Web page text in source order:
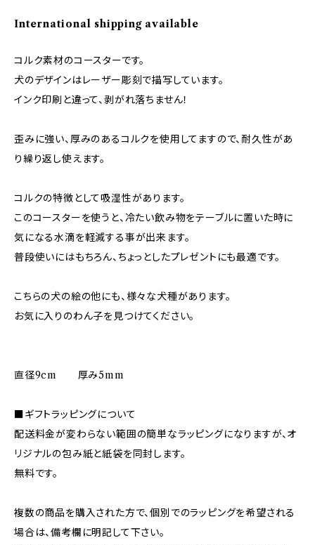
International shipping available
コルク素材のコースターです。
犬のデザインはレーザー彫刻で描写しています。
インク印刷と違って、剥がれ落ちません！
歪みに強い、厚みのあるコルクを使用してますので、耐久性があ
り繰り返し使えます。
コルクの特徴として吸湿性があります。
このコースターを使うと、冷たい飲み物をテーブルに置いた時に
気になる水滴を軽減する事が出来ます。
普段使いにはもちろん、ちょっとしたプレゼントにも最適です。
こちらの犬の絵の他にも、様々な犬種があります。
お気に入りのわん子を見つけてください。
直径9cm 厚み5mm
■ギフトラッピングについて
配送料金が変わらない範囲の簡単なラッピングになりますが、オ
リジナルの包み紙と紙袋を同封します。
無料です。
複数の商品を購入された方で、個別でのラッピングを希望される
場合は、備考欄に明記して下さい。